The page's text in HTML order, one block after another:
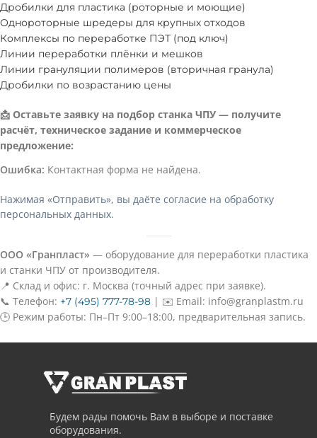
Дробилки для пластика (роторные и моющие)
Однороторные шредеры для крупных отходов
Комплексы по переработке ПЭТ (под ключ)
Линии переработки плёнки и мешков
Линии грануляции полимеров (вторичная гранула)
Дробилки по возрастанию цены
📩 Оставьте заявку на подбор станка ЧПУ — получите
расчёт, техническое задание и коммерческое
предложение:
Ошибка: Контактная форма не найдена.
Нажимая «Отправить», вы даёте согласие на обработку
персональных данных.
ООО «Гранпласт» — оборудование для переработки пластика
и станки ЧПУ от производителя.
📍 Склад и офис: г. Москва (точный адрес при заявке).
📞 Телефон: +7 (495) 777-78-98 | ✉️ Email: info@granplastm.ru
🕒 Режим работы: Пн–Пт 9:00–18:00, предварительная запись.
Будем рады помочь Вам в выборе и поставке
оборудования.